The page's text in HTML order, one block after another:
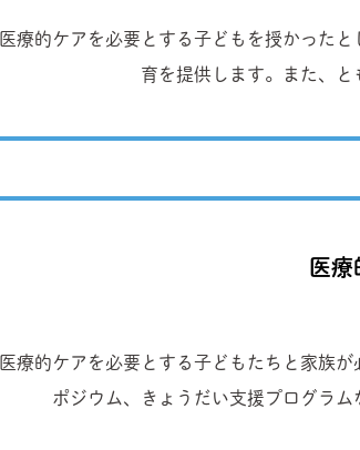
医療的ケアを必要とする子どもを授かった
育を提供します。また、と
医療
医療的ケアを必要とする子どもたちと家族
ポジウム、きょうだい支援プログラ